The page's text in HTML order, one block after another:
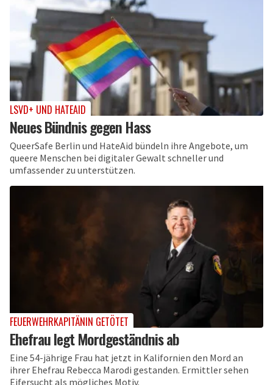
LSVD+ UND HATEAID
Neues Bündnis gegen Hass
QueerSafe Berlin und HateAid bündeln ihre Angebote, um
queere Menschen bei digitaler Gewalt schneller und
umfassender zu unterstützen.
FEUERWEHRKAPITÄNIN GETÖTET
Ehefrau legt Mordgeständnis ab
Eine 54-jährige Frau hat jetzt in Kalifornien den Mord an
ihrer Ehefrau Rebecca Marodi gestanden. Ermittler sehen
Eifersucht als mögliches Motiv.